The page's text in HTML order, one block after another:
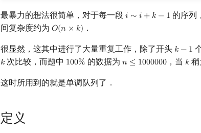
最暴力的想法很简单，对于每一段 𝑖 ∼ 𝑖 + 𝑘 − 1
i ∼i +k−1
的序列
间复杂度约为 𝑂(𝑛 × 𝑘)
O(n× k) ．
很显然，这其中进行了大量重复工作，除了开头 𝑘 − 1
k−1
𝑘
k 次比较，而题中 100%
100% 的数据为 𝑛 ≤ 1000000
n≤1000000 ，当 𝑘
k稍
这时所用到的就是单调队列了．
定义